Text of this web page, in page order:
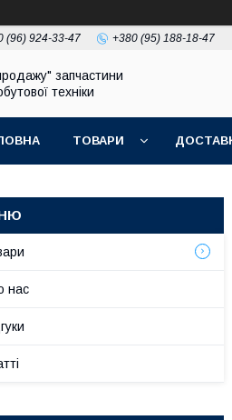
(96) 924-33-47 +380 (95) 188-18-47
запчастини
техніки
ТОВАРИ
нас